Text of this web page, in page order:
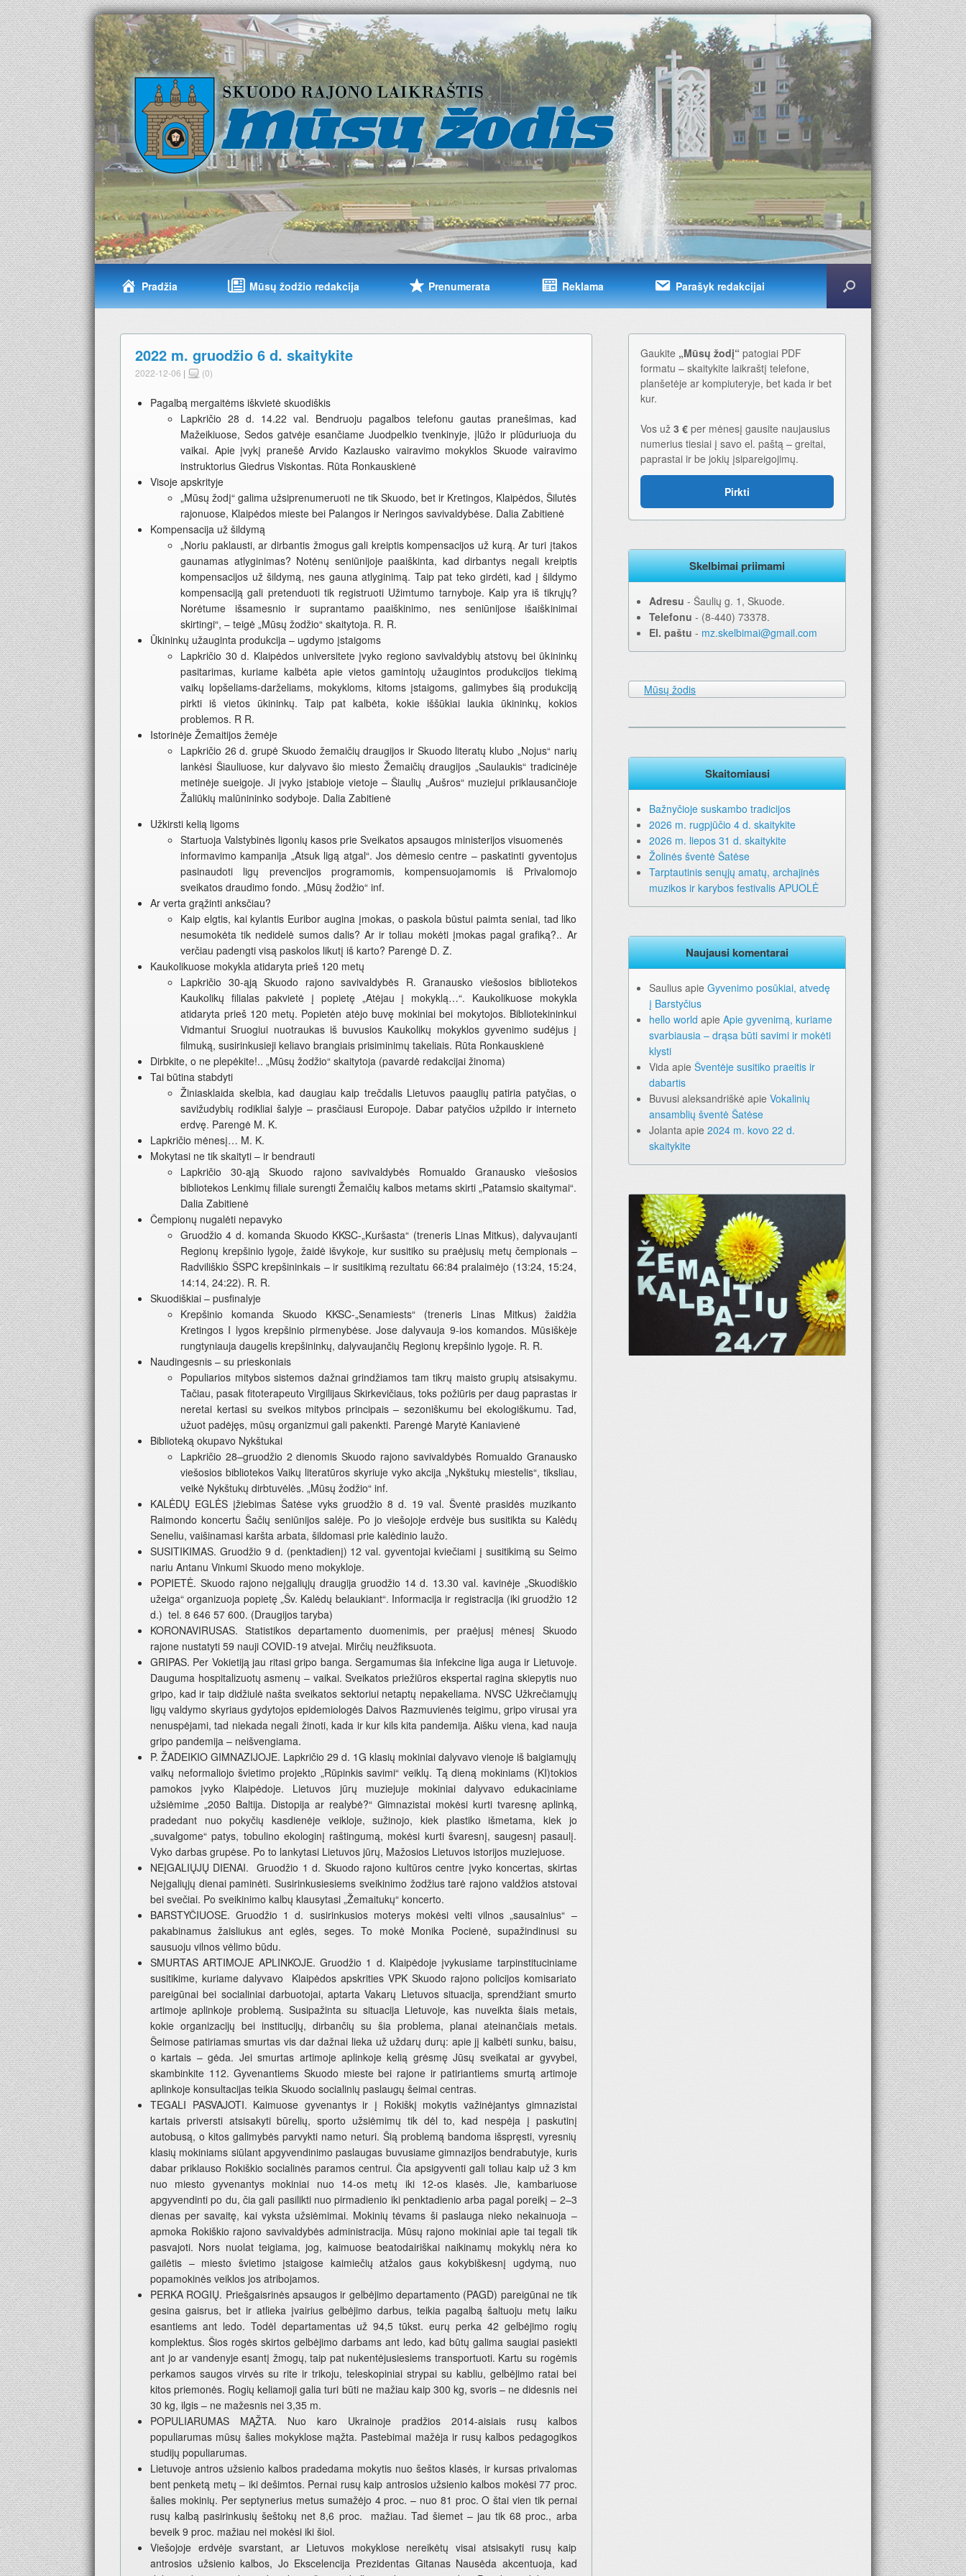
Pradžia Mūsų žodžio redakcija Prenumerata Reklama Parašyk redakcijai
2022 m. gruodžio 6 d. skaitykite
2022-12-06 | (0)
Pagalbą mergaitėms iškvietė skuodiškis
Lapkričio 28 d. 14.22 val. Bendruoju pagalbos telefonu gautas pranešimas, kad
Mažeikiuose, Sedos gatvėje esančiame Juodpelkio tvenkinyje, įlūžo ir plūduriuoja du
vaikai. Apie įvykį pranešė Arvido Kazlausko vairavimo mokyklos Skuode vairavimo
instruktorius Giedrus Viskontas. Rūta Ronkauskienė
Visoje apskrityje
„Mūsų žodį“ galima užsiprenumeruoti ne tik Skuodo, bet ir Kretingos, Klaipėdos, Šilutės
rajonuose, Klaipėdos mieste bei Palangos ir Neringos savivaldybėse. Dalia Zabitienė
Kompensacija už šildymą
„Noriu paklausti, ar dirbantis žmogus gali kreiptis kompensacijos už kurą. Ar turi įtakos
gaunamas atlyginimas? Notėnų seniūnijoje paaiškinta, kad dirbantys negali kreiptis
kompensacijos už šildymą, nes gauna atlyginimą. Taip pat teko girdėti, kad į šildymo
kompensaciją gali pretenduoti tik registruoti Užimtumo tarnyboje. Kaip yra iš tikrųjų?
Norėtume išsamesnio ir suprantamo paaiškinimo, nes seniūnijose išaiškinimai
skirtingi“, – teigė „Mūsų žodžio“ skaitytoja. R. R.
Ūkininkų užauginta produkcija – ugdymo įstaigoms
Lapkričio 30 d. Klaipėdos universitete įvyko regiono savivaldybių atstovų bei ūkininkų
pasitarimas, kuriame kalbėta apie vietos gamintojų užaugintos produkcijos tiekimą
vaikų lopšeliams-darželiams, mokykloms, kitoms įstaigoms, galimybes šią produkciją
pirkti iš vietos ūkininkų. Taip pat kalbėta, kokie iššūkiai laukia ūkininkų, kokios
problemos. R R.
Istorinėje Žemaitijos žemėje
Lapkričio 26 d. grupė Skuodo žemaičių draugijos ir Skuodo literatų klubo „Nojus“ narių
lankėsi Šiauliuose, kur dalyvavo šio miesto Žemaičių draugijos „Saulaukis“ tradicinėje
metinėje sueigoje. Ji įvyko įstabioje vietoje – Šiaulių „Aušros“ muziejui priklausančioje
Žaliūkių malūnininko sodyboje. Dalia Zabitienė
Užkirsti kelią ligoms
Startuoja Valstybinės ligonių kasos prie Sveikatos apsaugos ministerijos visuomenės
informavimo kampanija „Atsuk ligą atgal“. Jos dėmesio centre – paskatinti gyventojus
pasinaudoti ligų prevencijos programomis, kompensuojamomis iš Privalomojo
sveikatos draudimo fondo. „Mūsų žodžio“ inf.
Ar verta grąžinti anksčiau?
Kaip elgtis, kai kylantis Euribor augina įmokas, o paskola būstui paimta seniai, tad liko
nesumokėta tik nedidelė sumos dalis? Ar ir toliau mokėti įmokas pagal grafiką?.. Ar
verčiau padengti visą paskolos likutį iš karto? Parengė D. Z.
Kaukolikuose mokykla atidaryta prieš 120 metų
Lapkričio 30-ąją Skuodo rajono savivaldybės R. Granausko viešosios bibliotekos
Kaukolikų filialas pakvietė į popietę „Atėjau į mokyklą…“. Kaukolikuose mokykla
atidaryta prieš 120 metų. Popietėn atėjo buvę mokiniai bei mokytojos. Bibliotekininkui
Vidmantui Sruogiui nuotraukas iš buvusios Kaukolikų mokyklos gyvenimo sudėjus į
filmuką, susirinkusieji keliavo brangiais prisiminimų takeliais. Rūta Ronkauskienė
Dirbkite, o ne plepėkite!.. „Mūsų žodžio“ skaitytoja (pavardė redakcijai žinoma)
Tai būtina stabdyti
Žiniasklaida skelbia, kad daugiau kaip trečdalis Lietuvos paauglių patiria patyčias, o
savižudybių rodikliai šalyje – prasčiausi Europoje. Dabar patyčios užpildo ir interneto
erdvę. Parengė M. K.
Lapkričio mėnesį… M. K.
Mokytasi ne tik skaityti – ir bendrauti
Lapkričio 30-ąją Skuodo rajono savivaldybės Romualdo Granausko viešosios
bibliotekos Lenkimų filiale surengti Žemaičių kalbos metams skirti „Patamsio skaitymai“.
Dalia Zabitienė
Čempionų nugalėti nepavyko
Gruodžio 4 d. komanda Skuodo KKSC-„Kuršasta“ (treneris Linas Mitkus), dalyvaujanti
Regionų krepšinio lygoje, žaidė išvykoje, kur susitiko su praėjusių metų čempionais –
Radviliškio ŠSPC krepšininkais – ir susitikimą rezultatu 66:84 pralaimėjo (13:24, 15:24,
14:14, 24:22). R. R.
Skuodiškiai – pusfinalyje
Krepšinio komanda Skuodo KKSC-„Senamiests“ (treneris Linas Mitkus) žaidžia
Kretingos I lygos krepšinio pirmenybėse. Jose dalyvauja 9-ios komandos. Mūsiškėje
rungtyniauja daugelis krepšininkų, dalyvaujančių Regionų krepšinio lygoje. R. R.
Naudingesnis – su prieskoniais
Populiarios mitybos sistemos dažnai grindžiamos tam tikrų maisto grupių atsisakymu.
Tačiau, pasak fitoterapeuto Virgilijaus Skirkevičiaus, toks požiūris per daug paprastas ir
neretai kertasi su sveikos mitybos principais – sezoniškumu bei ekologiškumu. Tad,
užuot padėjęs, mūsų organizmui gali pakenkti. Parengė Marytė Kaniavienė
Biblioteką okupavo Nykštukai
Lapkričio 28–gruodžio 2 dienomis Skuodo rajono savivaldybės Romualdo Granausko
viešosios bibliotekos Vaikų literatūros skyriuje vyko akcija „Nykštukų miestelis“, tiksliau,
veikė Nykštukų dirbtuvėlės. „Mūsų žodžio“ inf.
KALĖDŲ EGLĖS įžiebimas Šatėse vyks gruodžio 8 d. 19 val. Šventė prasidės muzikanto
Raimondo koncertu Šačių seniūnijos salėje. Po jo viešojoje erdvėje bus susitikta su Kalėdų
Seneliu, vaišinamasi karšta arbata, šildomasi prie kalėdinio laužo.
SUSITIKIMAS. Gruodžio 9 d. (penktadienį) 12 val. gyventojai kviečiami į susitikimą su Seimo
nariu Antanu Vinkumi Skuodo meno mokykloje.
POPIETĖ. Skuodo rajono neįgaliųjų draugija gruodžio 14 d. 13.30 val. kavinėje „Skuodiškio
užeiga“ organizuoja popietę „Šv. Kalėdų belaukiant“. Informacija ir registracija (iki gruodžio 12
d.) tel. 8 646 57 600. (Draugijos taryba)
KORONAVIRUSAS. Statistikos departamento duomenimis, per praėjusį mėnesį Skuodo
rajone nustatyti 59 nauji COVID-19 atvejai. Mirčių neužfiksuota.
GRIPAS. Per Vokietiją jau ritasi gripo banga. Sergamumas šia infekcine liga auga ir Lietuvoje.
Dauguma hospitalizuotų asmenų – vaikai. Sveikatos priežiūros ekspertai ragina skiepytis nuo
gripo, kad ir taip didžiulė našta sveikatos sektoriui netaptų nepakeliama. NVSC Užkrečiamųjų
ligų valdymo skyriaus gydytojos epidemiologės Daivos Razmuvienės teigimu, gripo virusai yra
nenuspėjami, tad niekada negali žinoti, kada ir kur kils kita pandemija. Aišku viena, kad nauja
gripo pandemija – neišvengiama.
P. ŽADEIKIO GIMNAZIJOJE. Lapkričio 29 d. 1G klasių mokiniai dalyvavo vienoje iš baigiamųjų
vaikų neformaliojo švietimo projekto „Rūpinkis savimi“ veiklų. Tą dieną mokiniams (KI)tokios
pamokos įvyko Klaipėdoje. Lietuvos jūrų muziejuje mokiniai dalyvavo edukaciniame
užsiėmime „2050 Baltija. Distopija ar realybė?“ Gimnazistai mokėsi kurti tvaresnę aplinką,
pradedant nuo pokyčių kasdienėje veikloje, sužinojo, kiek plastiko išmetama, kiek jo
„suvalgome“ patys, tobulino ekologinį raštingumą, mokėsi kurti švaresnį, saugesnį pasaulį.
Vyko darbas grupėse. Po to lankytasi Lietuvos jūrų, Mažosios Lietuvos istorijos muziejuose.
NEĮGALIŲJŲ DIENAI. Gruodžio 1 d. Skuodo rajono kultūros centre įvyko koncertas, skirtas
Neįgaliųjų dienai paminėti. Susirinkusiesiems sveikinimo žodžius tarė rajono valdžios atstovai
bei svečiai. Po sveikinimo kalbų klausytasi „Žemaitukų“ koncerto.
BARSTYČIUOSE. Gruodžio 1 d. susirinkusios moterys mokėsi velti vilnos „sausainius“ –
pakabinamus žaisliukus ant eglės, seges. To mokė Monika Pocienė, supažindinusi su
sausuoju vilnos vėlimo būdu.
SMURTAS ARTIMOJE APLINKOJE. Gruodžio 1 d. Klaipėdoje įvykusiame tarpinstituciniame
susitikime, kuriame dalyvavo Klaipėdos apskrities VPK Skuodo rajono policijos komisariato
pareigūnai bei socialiniai darbuotojai, aptarta Vakarų Lietuvos situacija, sprendžiant smurto
artimoje aplinkoje problemą. Susipažinta su situacija Lietuvoje, kas nuveikta šiais metais,
kokie organizacijų bei institucijų, dirbančių su šia problema, planai ateinančiais metais.
Šeimose patiriamas smurtas vis dar dažnai lieka už uždarų durų: apie jį kalbėti sunku, baisu,
o kartais – gėda. Jei smurtas artimoje aplinkoje kelią grėsmę Jūsų sveikatai ar gyvybei,
skambinkite 112. Gyvenantiems Skuodo mieste bei rajone ir patiriantiems smurtą artimoje
aplinkoje konsultacijas teikia Skuodo socialinių paslaugų šeimai centras.
TEGALI PASVAJOTI. Kaimuose gyvenantys ir į Rokiškį mokytis važinėjantys gimnazistai
kartais priversti atsisakyti būrelių, sporto užsiėmimų tik dėl to, kad nespėja į paskutinį
autobusą, o kitos galimybės parvykti namo neturi. Šią problemą bandoma išspręsti, vyresnių
klasių mokiniams siūlant apgyvendinimo paslaugas buvusiame gimnazijos bendrabutyje, kuris
dabar priklauso Rokiškio socialinės paramos centrui. Čia apsigyventi gali toliau kaip už 3 km
nuo miesto gyvenantys mokiniai nuo 14-os metų iki 12-os klasės. Jie, kambariuose
apgyvendinti po du, čia gali pasilikti nuo pirmadienio iki penktadienio arba pagal poreikį – 2–3
dienas per savaitę, kai vyksta užsiėmimai. Mokinių tėvams ši paslauga nieko nekainuoja –
apmoka Rokiškio rajono savivaldybės administracija. Mūsų rajono mokiniai apie tai tegali tik
pasvajoti. Nors nuolat teigiama, jog, kaimuose beatodairiškai naikinamų mokyklų nėra ko
gailėtis – miesto švietimo įstaigose kaimiečių atžalos gaus kokybiškesnį ugdymą, nuo
popamokinės veiklos jos atribojamos.
PERKA ROGIŲ. Priešgaisrinės apsaugos ir gelbėjimo departamento (PAGD) pareigūnai ne tik
gesina gaisrus, bet ir atlieka įvairius gelbėjimo darbus, teikia pagalbą šaltuoju metų laiku
esantiems ant ledo. Todėl departamentas už 94,5 tūkst. eurų perka 42 gelbėjimo rogių
komplektus. Šios rogės skirtos gelbėjimo darbams ant ledo, kad būtų galima saugiai pasiekti
ant jo ar vandenyje esantį žmogų, taip pat nukentėjusiesiems transportuoti. Kartu su rogėmis
perkamos saugos virvės su rite ir trikoju, teleskopiniai strypai su kabliu, gelbėjimo ratai bei
kitos priemonės. Rogių keliamoji galia turi būti ne mažiau kaip 300 kg, svoris – ne didesnis nei
30 kg, ilgis – ne mažesnis nei 3,35 m.
POPULIARUMAS MĄŽTA. Nuo karo Ukrainoje pradžios 2014-aisiais rusų kalbos
populiarumas mūsų šalies mokyklose mąžta. Pastebimai mažėja ir rusų kalbos pedagogikos
studijų populiarumas.
Lietuvoje antros užsienio kalbos pradedama mokytis nuo šeštos klasės, ir kursas privalomas
bent penketą metų – iki dešimtos. Pernai rusų kaip antrosios užsienio kalbos mokėsi 77 proc.
šalies mokinių. Per septynerius metus sumažėjo 4 proc. – nuo 81 proc. O štai vien tik pernai
rusų kalbą pasirinkusių šeštokų net 8,6 proc. mažiau. Tad šiemet – jau tik 68 proc., arba
beveik 9 proc. mažiau nei mokėsi iki šiol.
Viešojoje erdvėje svarstant, ar Lietuvos mokyklose nereikėtų visai atsisakyti rusų kaip
antrosios užsienio kalbos, Jo Ekscelencija Prezidentas Gitanas Nausėda akcentuoja, kad
Gaukite „Mūsų žodį“ patogiai PDF
formatu – skaitykite laikraštį telefone,
planšetėje ar kompiuteryje, bet kada ir bet
kur.
Vos už 3 € per mėnesį gausite naujausius
numerius tiesiai į savo el. paštą – greitai,
paprastai ir be jokių įsipareigojimų.
Pirkti
Skelbimai priimami
Adresu ‐ Šaulių g. 1, Skuode.
Telefonu ‐ (8-440) 73378.
El. paštu ‐ mz.skelbimai@gmail.com
Mūsų žodis
Skaitomiausi
Bažnyčioje suskambo tradicijos
2026 m. rugpjūčio 4 d. skaitykite
2026 m. liepos 31 d. skaitykite
Žolinės šventė Šatėse
Tarptautinis senųjų amatų, archajinės
muzikos ir karybos festivalis APUOLĖ
Naujausi komentarai
Saulius apie Gyvenimo posūkiai, atvedę
į Barstyčius
hello world apie Apie gyvenimą, kuriame
svarbiausia – drąsa būti savimi ir mokėti
klysti
Vida apie Šventėje susitiko praeitis ir
dabartis
Buvusi aleksandriškė apie Vokalinių
ansamblių šventė Šatėse
Jolanta apie 2024 m. kovo 22 d.
skaitykite